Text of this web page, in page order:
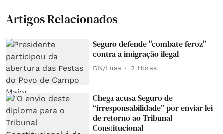
Artigos Relacionados
Seguro defende "combate feroz"
contra a imigração ilegal
DN/Lusa 2 Horas
Chega acusa Seguro de
“irresponsabilidade” por enviar lei
de retorno ao Tribunal
Constitucional